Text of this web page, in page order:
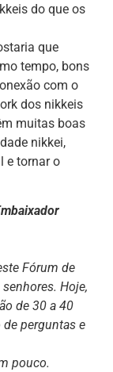
do que os
que
tempo, bons
com o
dos nikkeis
muitas boas
nikkei,
e tornar o
Fórum de
Hoje,
de 30 a 40
perguntas e
pouco.